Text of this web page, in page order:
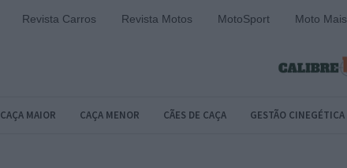
Revista Carros Revista Motos MotoSport Moto Mais
CAÇA MAIOR CAÇA MENOR CÃES DE CAÇA GESTÃO CINEGÉTICA